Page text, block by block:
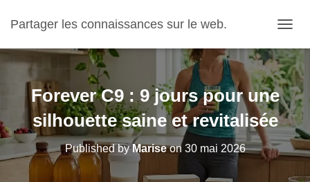
Partager les connaissances sur le web.
Forever C9 : 9 jours pour une
silhouette saine et revitalisée
Published by Mariseon 30 mai 2026